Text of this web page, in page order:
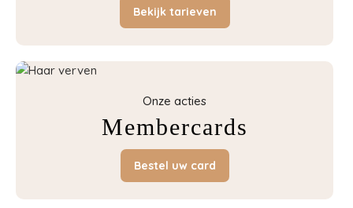
Bekijk tarieven
Onze acties
Membercards
Bestel uw card